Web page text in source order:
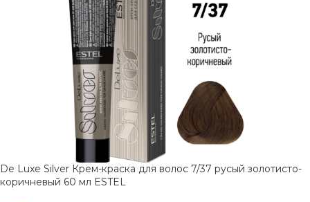
De Luxe Silver Крем-краска для волос 7/37 русый золотисто-
коричневый 60 мл ESTEL